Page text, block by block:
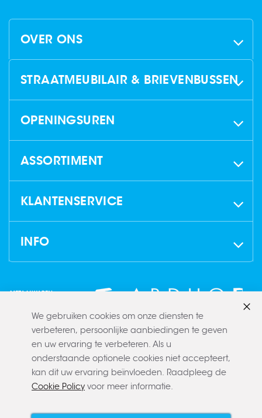
OVER ONS
STRAATMEUBILAIR & BRIEVENBUSSEN
OPENINGSUREN
ASSORTIMENT
KLANTENSERVICE
INFO
We gebruiken cookies om onze diensten te
verbeteren, persoonlijke aanbiedingen te geven
en uw ervaring te verbeteren. Als u
onderstaande optionele cookies niet accepteert,
kan dit uw ervaring beïnvloeden. Raadpleeg de
Cookie Policy voor meer informatie.